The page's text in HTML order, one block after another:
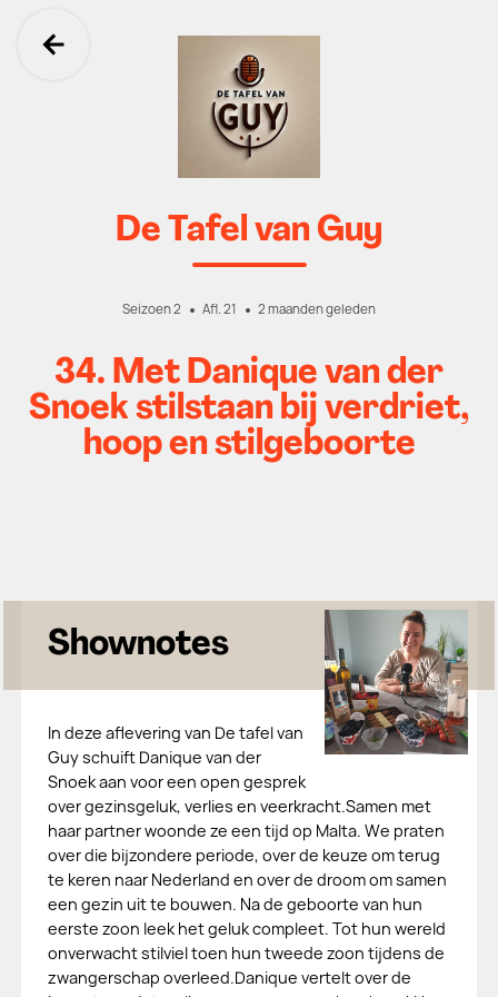
Ga terug
De Tafel van Guy
Seizoen 2 Afl. 21 2 maanden geleden
34. Met Danique van der
Snoek stilstaan bij verdriet,
hoop en stilgeboorte
Shownotes
In deze aflevering van De tafel van
Guy schuift Danique van der
Snoek aan voor een open gesprek
over gezinsgeluk, verlies en veerkracht.Samen met
haar partner woonde ze een tijd op Malta. We praten
over die bijzondere periode, over de keuze om terug
te keren naar Nederland en over de droom om samen
een gezin uit te bouwen. Na de geboorte van hun
eerste zoon leek het geluk compleet. Tot hun wereld
onverwacht stilviel toen hun tweede zoon tijdens de
zwangerschap overleed.Danique vertelt over de